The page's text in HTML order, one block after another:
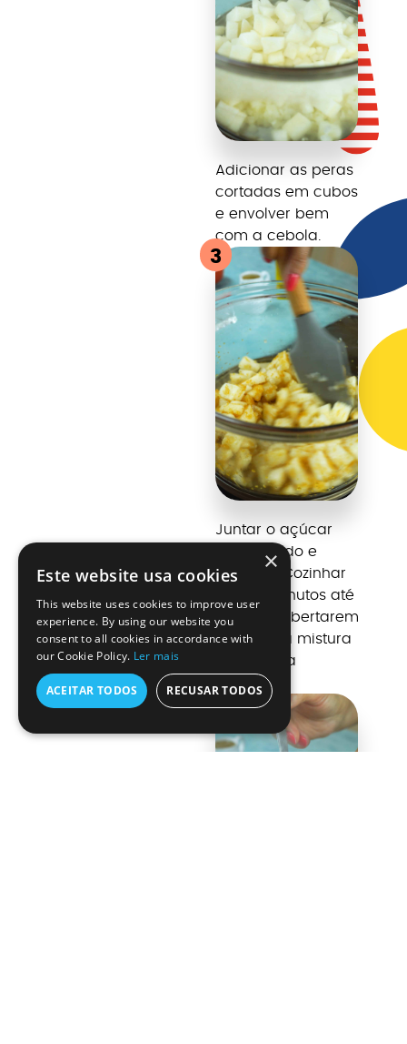
Adicionar as peras
cortadas em cubos
e envolver bem
com a cebola.
3
Juntar o açúcar
mascavado e
misturar. Cozinhar
alguns minutos até
as peras libertarem
líquido e a mistura
começar a
borbulhar.
4
×
Este website usa cookies
This website uses cookies to improve user
experience. By using our website you
consent to all cookies in accordance with
our Cookie Policy. Ler mais
ACEITAR TODOS RECUSAR TODOS